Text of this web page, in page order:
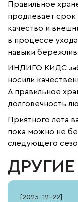
Правильное
продлевает срок
качество и
в процессе
навыки
ИНДИГО КИДС
носили
А правильное
долговечность
Приятного лета
пока можно не
следующего
2025-12-22